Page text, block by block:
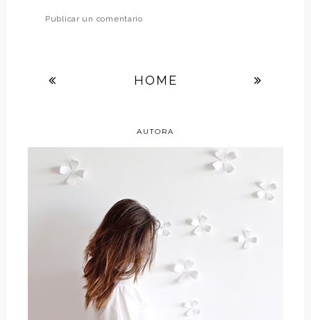
Publicar un comentario
HOME
AUTORA